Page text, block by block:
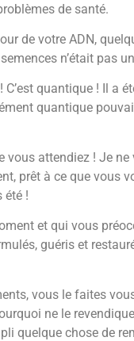
de santé.
de votre ADN,
n’était pas
quantique ! Il a
quantique
vous attendiez ! Je
prêt à ce que
été !
et qui vous
guéris et
vous le faites
ne le
quelque chose de